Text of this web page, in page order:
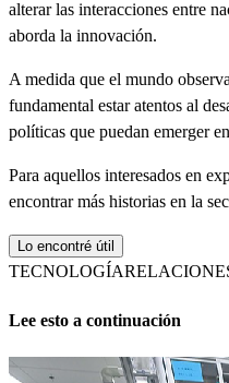
alterar las interacciones entre
aborda la innovación.
A medida que el mundo
fundamental estar atentos al
políticas que puedan emerger
Para aquellos interesados en
encontrar más historias en la
Lo encontré útil
TECNOLOGÍA
Lee esto a continuación